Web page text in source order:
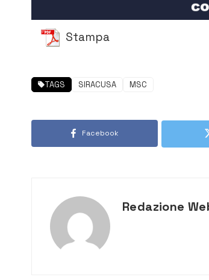
Stampa
TAGS SIRACUSA MSC
Facebook
Redazione